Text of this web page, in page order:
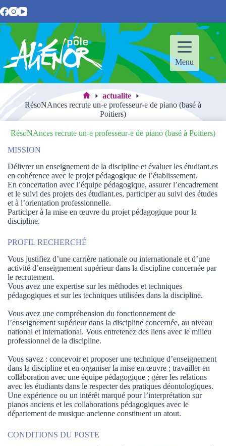
au
contenu
Menu
Accueil
actualite
RésoNAnces recrute un-e professeur-e de piano (basé à
Poitiers)
RésoNAnces recrute un-e professeur-e de piano (basé à Poitiers)
MISSION
Délivrer un enseignement de la discipline et évaluer les étudiant.es
en cohérence avec le projet pédagogique de l’établissement.
En concertation avec l’équipe pédagogique, assurer l’encadrement
et le suivi des projets des étudiant.es, participer au suivi des études
et à l’orientation professionnelle.
Participer à la mise en œuvre du projet pédagogique pour la
discipline.
PROFIL RECHERCHÉ
Vous justifiez d’une carrière nationale ou internationale et d’une
activité d’enseignement supérieur dans la discipline concernée par
le recrutement.
Vous avez une expertise sur les méthodes et techniques
pédagogiques et sur les techniques utilisées dans la discipline.
Vous avez une compréhension du fonctionnement de
l’enseignement supérieur dans la discipline concernée, au niveau
national et international. Vous entretenez des liens avec le milieu
professionnel de la discipline.
Vous savez : concevoir et proposer une technique d’enseignement
dans la discipline et en organiser la mise en œuvre ; travailler en
collaboration avec une équipe pédagogique ; gérer les relations
avec les étudiants dans le respecter des pratiques déontologiques.
Une expérience ou un intérêt marqué pour l’interprétation sur
pianos anciens et les collaborations pédagogiques avec le
département de musique ancienne constituent un atout.
CONDITIONS DU POSTE